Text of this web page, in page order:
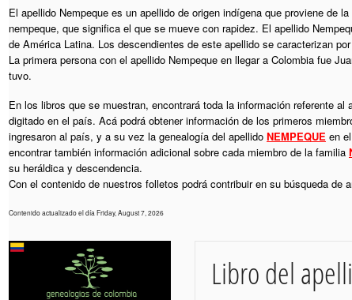
El apellido Nempeque es un apellido de origen indígena que proviene de
nempeque, que significa el que se mueve con rapidez. El apellido
de América Latina. Los descendientes de este apellido se caracterizan
La primera persona con el apellido Nempeque en llegar a Colombia fue
tuvo.
En los libros que se muestran, encontrará toda la información referente al
digitado en el país. Acá podrá obtener información de los primeros
ingresaron al país, y a su vez la genealogía del apellido NEMPEQUE en
encontrar también información adicional sobre cada miembro de la familia
su heráldica y descendencia.
Con el contenido de nuestros folletos podrá contribuir en su búsqueda de
Contenido actualizado el día Friday, August 7, 2026
Libro del